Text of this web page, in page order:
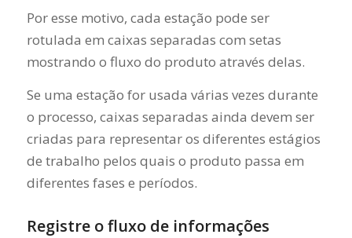
Por esse motivo, cada estação pode ser
rotulada em caixas separadas com setas
mostrando o fluxo do produto através delas.
Se uma estação for usada várias vezes durante
o processo, caixas separadas ainda devem ser
criadas para representar os diferentes estágios
de trabalho pelos quais o produto passa em
diferentes fases e períodos.
Registre o fluxo de informações